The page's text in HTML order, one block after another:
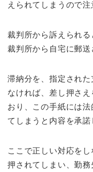
えられてしまうので注
裁判所から訴えられる
裁判所から自宅に郵送
滞納分を、指定され
なければ、差し押さ
おり、この手紙には
てしまうと内容を承諾
ここで正しい対応を
押されてしまい、勤